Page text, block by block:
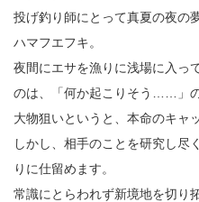
投げ釣り師にとって真夏の夜の
ハマフエフキ。
夜間にエサを漁りに浅場に入っ
のは、「何か起こりそう……」の
大物狙いというと、本命のキャ
しかし、相手のことを研究し尽
りに仕留めます。
常識にとらわれず新境地を切り